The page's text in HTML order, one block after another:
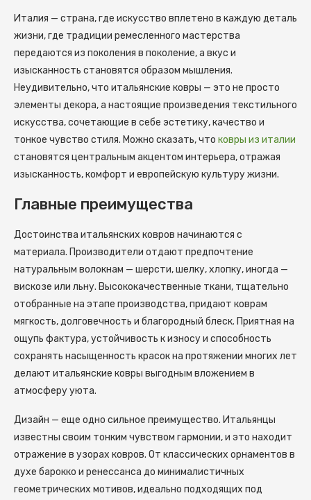
Италия — страна, где искусство вплетено в каждую деталь
жизни, где традиции ремесленного мастерства
передаются из поколения в поколение, а вкус и
изысканность становятся образом мышления.
Неудивительно, что итальянские ковры — это не просто
элементы декора, а настоящие произведения текстильного
искусства, сочетающие в себе эстетику, качество и
тонкое чувство стиля. Можно сказать, что ковры из италии
становятся центральным акцентом интерьера, отражая
изысканность, комфорт и европейскую культуру жизни.
Главные преимущества
Достоинства итальянских ковров начинаются с
материала. Производители отдают предпочтение
натуральным волокнам — шерсти, шелку, хлопку, иногда —
вискозе или льну. Высококачественные ткани, тщательно
отобранные на этапе производства, придают коврам
мягкость, долговечность и благородный блеск. Приятная на
ощупь фактура, устойчивость к износу и способность
сохранять насыщенность красок на протяжении многих лет
делают итальянские ковры выгодным вложением в
атмосферу уюта.
Дизайн — еще одно сильное преимущество. Итальянцы
известны своим тонким чувством гармонии, и это находит
отражение в узорах ковров. От классических орнаментов в
духе барокко и ренессанса до минималистичных
геометрических мотивов, идеально подходящих под